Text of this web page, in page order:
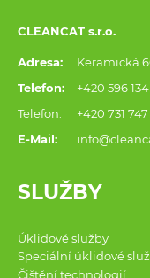
CLEANCAT s.r.o.
Adresa:
Keramická
Telefon:
+420 596
Telefon:
+420 731
E-Mail:
SLUŽBY
Úklidové služby
Speciální úklidové
Čištění technologií